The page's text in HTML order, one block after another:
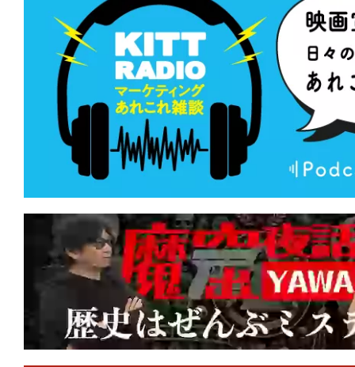
の堕天使』がV2達成！新作『人はなぜ
のか』『ONE OK ROCK DETOX』が初登
【#観客動員ランキング】『名探偵コ
の堕天使』が初登場1位！『映画ドラえ
の海底鬼岩城』はV6ならずも上位キー
【#観客動員ランキング】『映画ドラ
太の海底鬼岩城』がV5達成！新作『鬼
んとつ町のプペル 約束の時計台』が初
【#観客動員ランキング】『映画ドラ
太の海底鬼岩城』がV3達成！新作『私
時』『ゴールデンカムイ 網走監獄襲撃
クイン！